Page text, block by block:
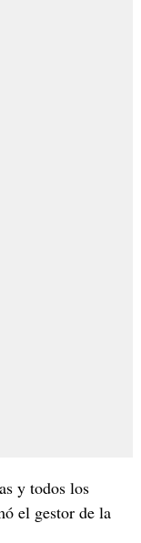
y todos los
el gestor de la